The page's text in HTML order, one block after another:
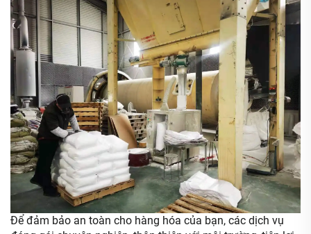
Để đảm bảo an toàn cho hàng hóa của bạn, các dịch vụ